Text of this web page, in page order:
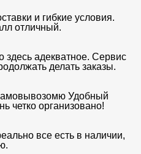
и гибкие условия.
отличный.
здесь адекватное. Сервис
делать заказы.
Удобный
четко организовано!
все есть в наличии,